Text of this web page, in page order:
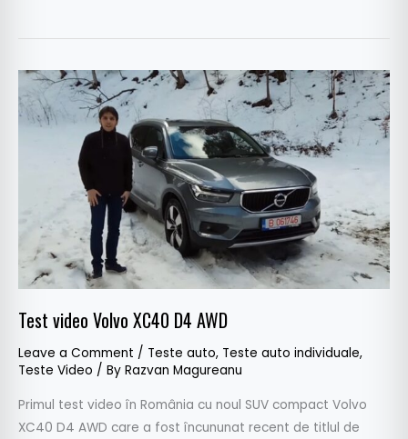
Test video Volvo XC40 D4 AWD
Leave a Comment / Teste auto, Teste auto individuale,
Teste Video / By Razvan Magureanu
Primul test video în România cu noul SUV compact Volvo
XC40 D4 AWD care a fost încununat recent de titlul de
Test
video
Volvo